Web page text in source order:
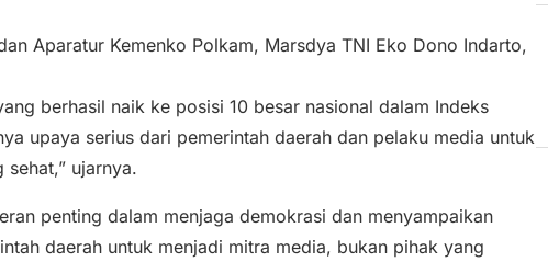
Aparatur Kemenko Polkam, Marsdya TNI Eko Dono Indarto,
berhasil naik ke posisi 10 besar nasional dalam Indeks
upaya serius dari pemerintah daerah dan pelaku media untuk
ujarnya.
penting dalam menjaga demokrasi dan menyampaikan
daerah untuk menjadi mitra media, bukan pihak yang